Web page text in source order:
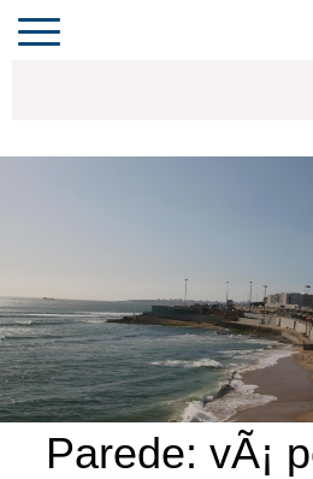
Toggle
navigation
Parede: vÃ¡